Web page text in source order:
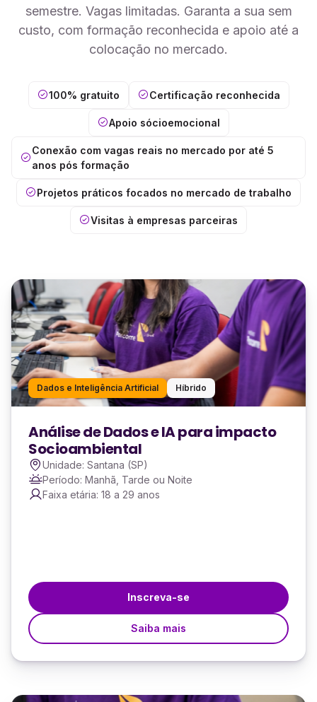
semestre. Vagas limitadas. Garanta a sua sem
custo, com formação reconhecida e apoio até a
colocação no mercado.
100% gratuito Certificação reconhecida
Apoio sócioemocional
Conexão com vagas reais no mercado por até 5
anos pós formação
Projetos práticos focados no mercado de trabalho
Visitas à empresas parceiras
Dados e Inteligência Artificial Híbrido
Análise de Dados e IA para impacto
Socioambiental
Unidade: Santana (SP)
Período: Manhã, Tarde ou Noite
Faixa etária: 18 a 29 anos
Inscreva-se
Saiba mais